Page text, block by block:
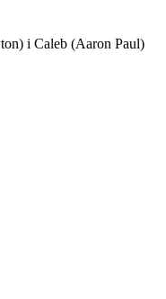
i Caleb (Aaron Paul)